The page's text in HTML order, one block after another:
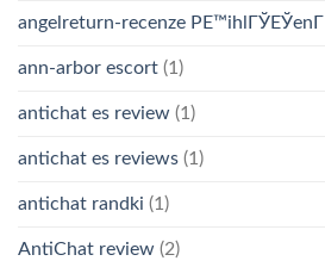
angelreturn-recenze PЕ™ihlГЎЕЎenГ­
ann-arbor escort (1)
antichat es review (1)
antichat es reviews (1)
antichat randki (1)
AntiChat review (2)